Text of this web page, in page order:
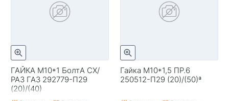
ГАЙКА М10*1 БолтА СХ/
РАЗ ГАЗ 292779-П29
(20)/(40)
Гайка М10*1,5 ПР.6
250512-П29 (20)/(50)ª